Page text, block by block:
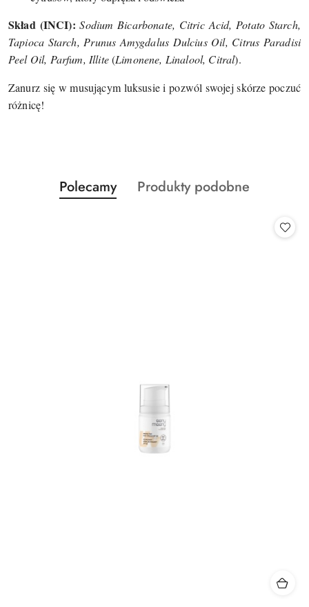
Skład (INCI): Sodium Bicarbonate, Citric Acid, Potato Starch,
Tapioca Starch, Prunus Amygdalus Dulcius Oil, Citrus Paradisi
Peel Oil, Parfum, Illite(Limonene, Linalool, Citral).
Zanurz się w musującym luksusie i pozwól swojej skórze poczuć
różnicę!
Pomiń karuzelę produktów
Produkty
o
Polecamy
Produkty
Produkty podobne